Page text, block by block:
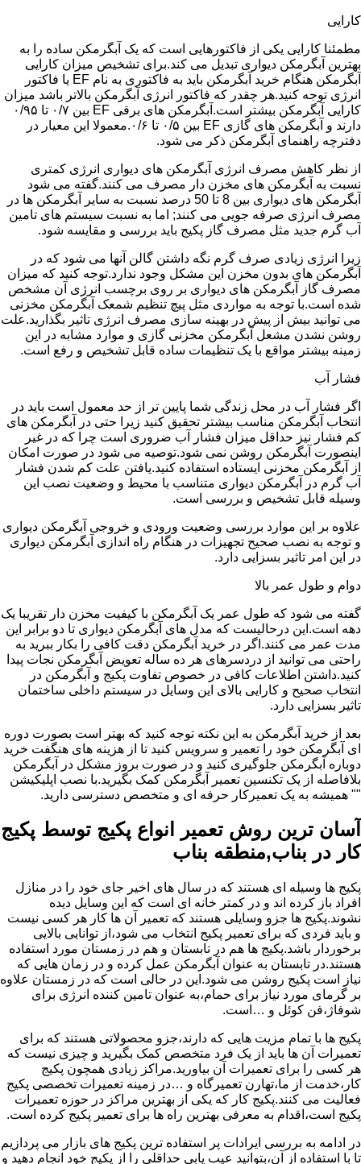
کارایی
مطمئنا کارایی یکی از فاکتورهایی است که یک آبگرمکن ساده را به
بهترین آبگرمکن دیواری تبدیل می کند.برای تشخیص میزان کارایی
آبگرمکن هنگام خرید آبگرمکن باید به فاکتوری به نام EF یا فاکتور
انرژی توجه کنید.هر چقدر که فاکتور انرژی آبگرمکن بالاتر باشد میزان
کارایی آبگرمکن بیشتر است.آبگرمکن های برقی EF بین ۰/۷ تا ۰/۹۵
دارند و آبگرمکن های گازی EF بین ۰/۵ تا ۰/۶.معمولا این معیار در
دفترچه راهنمای آبگرمکن ذکر می شود.
از نظر کاهش مصرف انرژی آبگرمکن های دیواری انرژی کمتری
نسبت به آبگرمکن های مخزن دار مصرف می کنند.گفته می شود
آبگرمکن های دیواری بین 8 تا 50 درصد نسبت به سایر آبگرمکن ها در
مصرف انرژی صرفه جویی می کنند; اما به نسبت سیستم های تامین
آب گرم جدید مثل مصرف گاز پکیج باید بررسی و مقایسه شود.
زیرا انرژی زیادی صرف گرم نگه داشتن گالن آنها می شود که در
آبگرمکن های بدون مخزن این مشکل وجود ندارد.توجه کنید که میزان
مصرف گاز آبگرمکن های دیواری بر روی برچسب انرژی آن مشخص
شده است.با توجه به مواردی مثل پیچ تنظیم شمعک آبگرمکن مخزنی
می توانید بیش از پیش در بهینه سازی مصرف انرژی تاثیر بگذارید.علت
روشن نشدن مشعل آبگرمکن مخزنی گازی و موارد مشابه در این
زمینه بیشتر مواقع با یک تنظیمات ساده قابل تشخیص و رفع است.
فشار آب
اگر فشار آب در محل زندگی شما پایین تر از حد معمول است باید در
انتخاب آبگرمکن مناسب بیشتر تحقیق کنید زیرا حتی در آبگرمکن های
کم فشار نیز حداقل میزان فشار آب ضروری است چرا که در غیر
اینصورت آبگرمکن روشن نمی شود.توصیه می شود در صورت امکان
از آبگرمکن مخزنی ایستاده استفاده کنید.یافتن علت کم شدن فشار
آب گرم در آبگرمکن دیواری متناسب با محیط و وضعیت نصب این
وسیله قابل تشخیص و بررسی است.
علاوه بر این موارد بررسی وضعیت ورودی و خروجی آبگرمکن دیواری
و توجه به نصب صحیح تجهیزات در هنگام راه اندازی آبگرمکن دیواری
در این امر تاثیر بسزایی دارد.
دوام و طول عمر بالا
گفته می شود که طول عمر یک آبگرمکن با کیفیت مخزن دار تقریبا یک
دهه است.این درحالیست که مدل های آبگرمکن دیواری تا دو برابر این
مدت عمر می کنند.اگر در خرید آبگرمکن دقت کافی را بکار ببرید به
راحتی می توانید از دردسرهای هر ده ساله تعویض آبگرمکن نجات پیدا
کنید.داشتن اطلاعات کافی در خصوص تفاوت پکیج و آبگرمکن در
انتخاب صحیح و کارایی بالای این وسایل در سیستم داخلی ساختمان
تاثیر بسزایی دارد.
بعد از خرید آبگرمکن به این نکته توجه کنید که بهتر است بصورت دوره
ای آبگرمکن خود را تعمیر و سرویس کنید تا از هزینه های هنگفت خرید
دوباره آبگرمکن جلوگیری کنید و در صورت بروز مشکل در آبگرمکن
بلافاصله از یک تکنسین تعمیر آبگرمکن کمک بگیرید.با نصب اپلیکیشن
"" همیشه به یک تعمیرکار حرفه ای و متخصص دسترسی دارید.
آسان ترین روش تعمیر انواع پکیج توسط پکیج
کار در بناب,منطقه بناب
پکیج ها وسیله ای هستند که در سال های اخیر جای خود را در منازل
افراد باز کرده اند و در کمتر خانه ای است که این وسایل دیده
نشوند.پکیج ها جزو وسایلی هستند که تعمیر آن ها کار هر کسی نیست
و باید فردی که برای تعمیر پکیج انتخاب می شود،از توانایی بالایی
برخوردار باشد.پکیج ها هم در تابستان و هم در زمستان مورد استفاده
هستند.در تابستان به عنوان آبگرمکن عمل کرده و در زمان هایی که
نیاز است پکیج روشن می شود.این در حالی است که در زمستان علاوه
بر گرمای مورد نیاز برای حمام،به عنوان تامین کننده انرژی برای
شوفاژ،فن کوئل و …است.
پکیج ها با تمام مزیت هایی که دارند،جزو محصولاتی هستند که برای
تعمیرات آن ها باید از یک فرد متخصص کمک بگیرید و چیزی نیست که
هر کسی را برای تعمیرات آن بیاورید.مراکز زیادی همچون پکیج
کار،خدمت از ما،تهارن تعمیرگاه و …در زمینه تعمیرات تخصصی پکیج
فعالیت می کنند.پکیج کار که یکی از بهترین مراکز در حوزه تعمیرات
پکیج است،اقدام به معرفی بهترین راه ها برای تعمیر پکیج کرده است.
در ادامه به بررسی ایرادات پر استفاده ترین پکیج های بازار می پردازیم
تا با استفاده از آن،بتوانید عیب یابی حداقلی را از پکیج خود انجام دهید و